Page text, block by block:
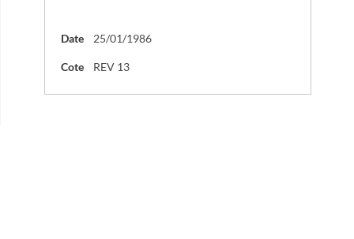
Date 25/01/1986
Cote REV 13